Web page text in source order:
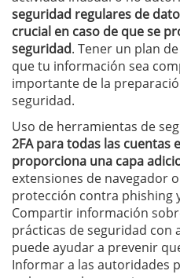
seguridad regulares de
crucial en caso de que se
seguridad. Tener un plan
que tu información sea
importante de la
seguridad.
Uso de herramientas de
2FA para todas las cuentas
proporciona una capa
extensiones de navegador
protección contra phishing
Compartir información
prácticas de seguridad con
puede ayudar a prevenir
Informar a las autoridades